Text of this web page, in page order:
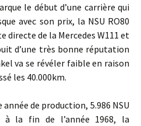
le début d’une carrière qui
avec son prix, la NSU RO80
directe de la Mercedes W111 et
d’une très bonne réputation
va se révéler faible en raison
les 40.000km.
de production, 5.986 NSU
à la fin de l’année 1968, la